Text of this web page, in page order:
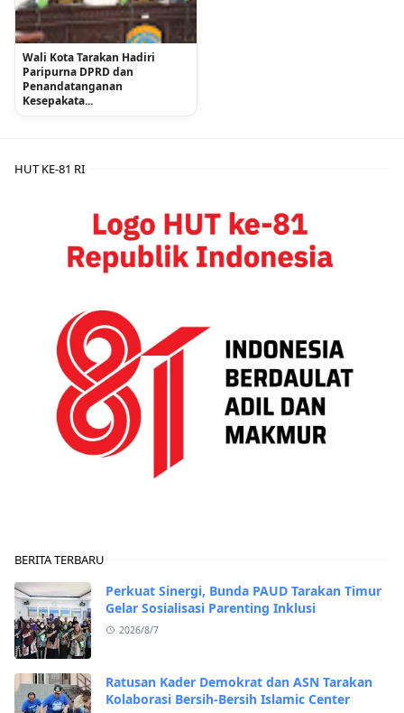
Wali Kota Tarakan Hadiri
Paripurna DPRD dan
Penandatanganan
Kesepakata...
HUT KE-81 RI
BERITA TERBARU
Perkuat Sinergi, Bunda PAUD Tarakan Timur
Gelar Sosialisasi Parenting Inklusi
2026/8/7
Ratusan Kader Demokrat dan ASN Tarakan
Kolaborasi Bersih-Bersih Islamic Center